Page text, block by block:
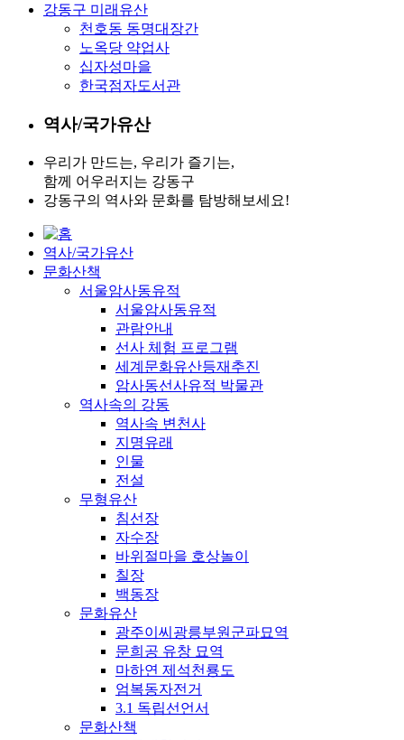
강동구 미래유산
천호동 동명대장간
노옥당 약업사
십자성마을
한국점자도서관
역사/국가유산
우리가 만드는, 우리가 즐기는,
함께 어우러지는 강동구
강동구의 역사와 문화를 탐방해보세요!
역사/국가유산
문화산책
서울암사동유적
서울암사동유적
관람안내
선사 체험 프로그램
세계문화유산등재추진
암사동선사유적 박물관
역사속의 강동
역사속 변천사
지명유래
인물
전설
무형유산
침선장
자수장
바위절마을 호상놀이
칠장
백동장
문화유산
광주이씨광릉부원군파묘역
문희공 유창 묘역
마하연 제석천룡도
엄복동자전거
3.1 독립선언서
문화산책